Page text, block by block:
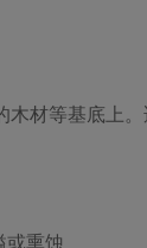
材等基底上
或熏蚀